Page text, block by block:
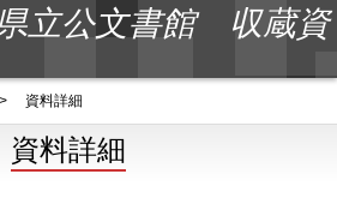
立公文書館 収蔵資
資料詳細
資料詳細